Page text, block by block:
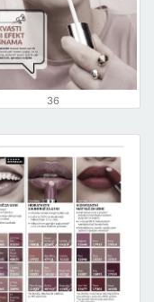
36